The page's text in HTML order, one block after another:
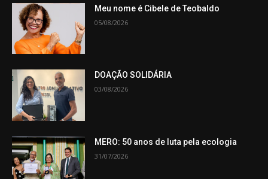
Meu nome é Cibele de Teobaldo
05/08/2026
DOAÇÃO SOLIDÁRIA
03/08/2026
MERO: 50 anos de luta pela ecologia
31/07/2026